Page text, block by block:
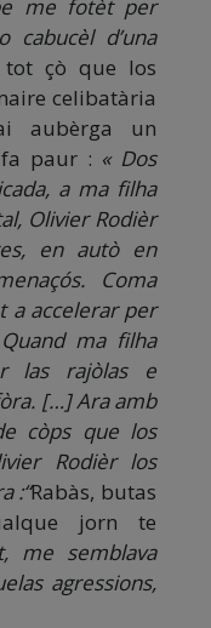
me fotèt per
d’una
çò que los
celibatària
aubèrga un
paur : « Dos
a ma filha
Olivier Rodièr
en autò en
Coma
a accelerar per
ma filha
las rajòlas e
[…] Ara amb
còps que los
Rodièr los
:“Rabàs, butas
jorn te
me semblava
agressions,